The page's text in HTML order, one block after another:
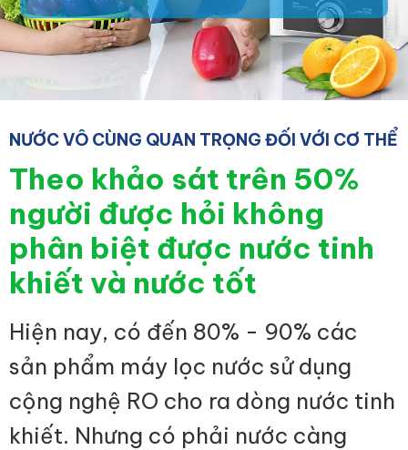
NƯỚC VÔ CÙNG QUAN TRỌNG ĐỐI VỚI CƠ THỂ
Theo khảo sát trên 50%
người được hỏi không
phân biệt được nước tinh
khiết và nước tốt
Hiện nay, có đến 80% - 90% các
sản phẩm máy lọc nước sử dụng
cộng nghệ RO cho ra dòng nước tinh
khiết. Nhưng có phải nước càng